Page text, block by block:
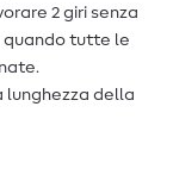
2 giri senza
quando tutte le
lunghezza della